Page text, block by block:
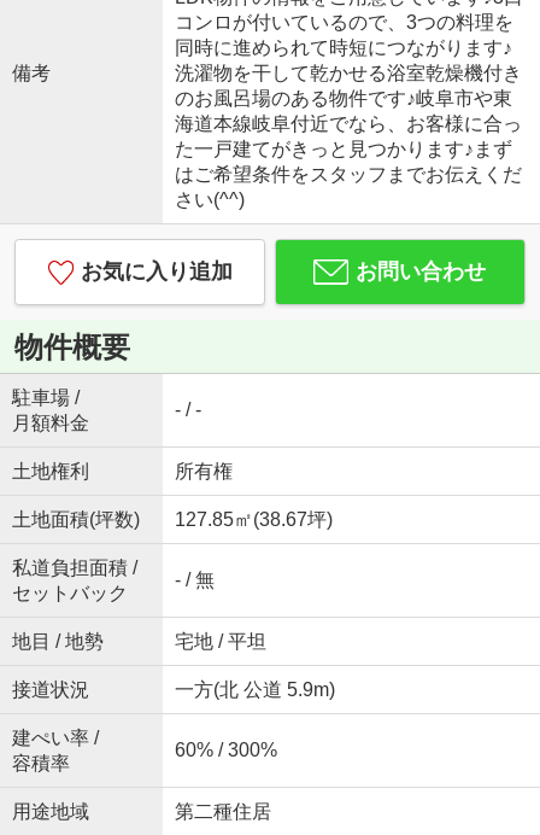
備考
コンロが付いているので、3つの料理を
同時に進められて時短につながります♪
洗濯物を干して乾かせる浴室乾燥機付き
のお風呂場のある物件です♪岐阜市や東
海道本線岐阜付近でなら、お客様に合っ
た一戸建てがきっと見つかります♪まず
はご希望条件をスタッフまでお伝えくだ
さい(^^)
お気に入り追加 お問い合わせ
物件概要
駐車場 /
月額料金
- / -
土地権利 所有権
土地面積(坪数) 127.85㎡(38.67坪)
私道負担面積 /
セットバック
- / 無
地目 / 地勢 宅地 / 平坦
接道状況 一方(北 公道 5.9m)
建ぺい率 /
容積率
60% / 300%
用途地域 第二種住居